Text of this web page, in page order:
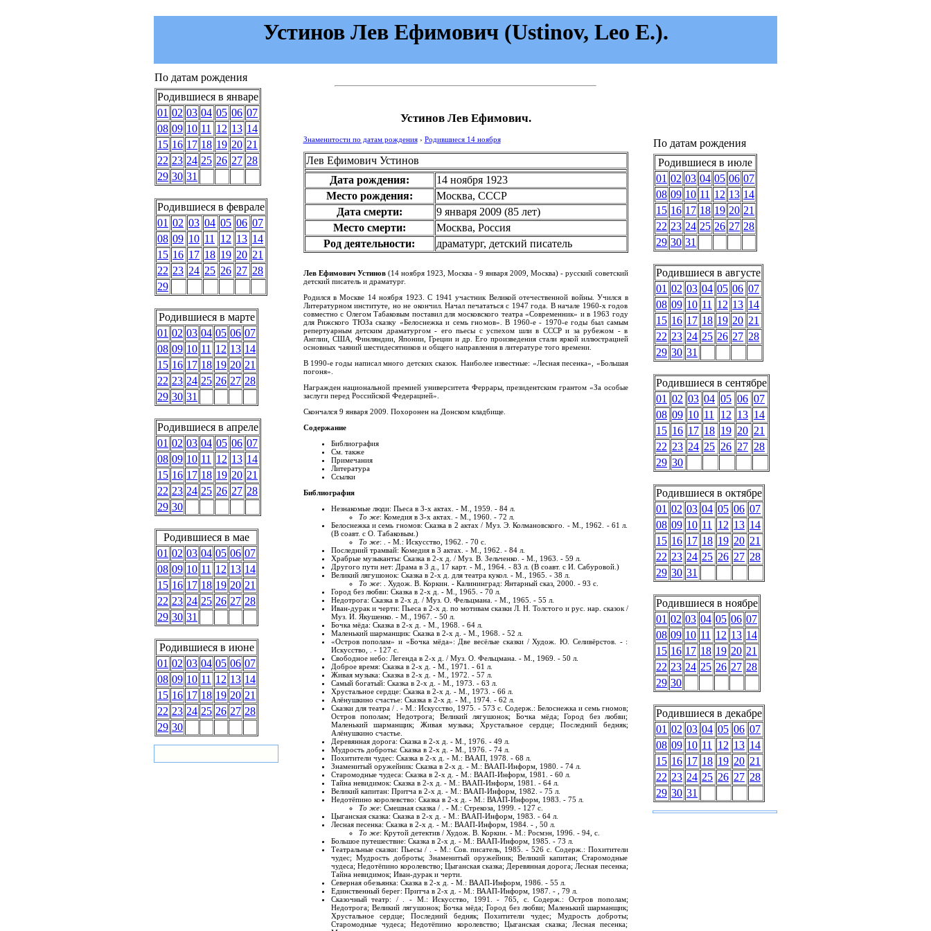
Устинов Лев Ефимович (Ustinov, Leo E.).
По датам рождения
Родившиеся в январе
01 02 03 04 05 06 07
08 09 10 11 12 13 14
15 16 17 18 19 20 21
22 23 24 25 26 27 28
29 30 31
Родившиеся в феврале
01 02 03 04 05 06 07
08 09 10 11 12 13 14
15 16 17 18 19 20 21
22 23 24 25 26 27 28
29
Родившиеся в марте
01 02 03 04 05 06 07
08 09 10 11 12 13 14
15 16 17 18 19 20 21
22 23 24 25 26 27 28
29 30 31
Родившиеся в апреле
01 02 03 04 05 06 07
08 09 10 11 12 13 14
15 16 17 18 19 20 21
22 23 24 25 26 27 28
29 30
Родившиеся в мае
01 02 03 04 05 06 07
08 09 10 11 12 13 14
15 16 17 18 19 20 21
22 23 24 25 26 27 28
29 30 31
Родившиеся в июне
01 02 03 04 05 06 07
08 09 10 11 12 13 14
15 16 17 18 19 20 21
22 23 24 25 26 27 28
29 30
Устинов Лев Ефимович.
Знаменитости по датам рождения› Родившиеся 14 ноября
Лев Ефимович Устинов
Дата рождения:
14 ноября 1923
Место рождения:
Москва, СССР
Дата смерти:
9 января 2009 (85 лет)
Место смерти:
Москва, Россия
Род деятельности:
драматург, детский писатель
Лев Ефимович Устинов(14 ноября 1923, Москва - 9 января 2009, Москва) - русский советский
детский писатель и драматург.
Родился в Москве 14 ноября 1923. С 1941 участник Великой отечественной войны. Учился в
Литературном институте, но не окончил. Начал печататься с 1947 года. В начале 1960-х годов
совместно с Олегом Табаковым поставил для московского театра «Современник» и в 1963 году
для Рижского ТЮЗа сказку «Белоснежка и семь гномов». В 1960-е - 1970-е годы был самым
репертуарным детским драматургом - его пьесы с успехом шли в СССР и за рубежом - в
Англии, США, Финляндии, Японии, Греции и др. Его произведения стали яркой иллюстрацией
основных чаяний шестидесятников и общего направления в литературе того времени.
В 1990-е годы написал много детских сказок. Наиболее известные: «Лесная песенка», «Большая
погоня».
Награжден национальной премией университета Феррары, президентским грантом «За особые
заслуги перед Российской Федерацией».
Скончался 9 января 2009. Похоронен на Донском кладбище.
Содержание
Библиография
См. также
Примечания
Литература
Ссылки
Библиография
Незнакомые люди: Пьеса в 3-х актах. - М., 1959. - 84 л.
То же: Комедия в 3-х актах. - М., 1960. - 72 л.
Белоснежка и семь гномов: Сказка в 2 актах / Муз. Э. Колмановского. - М., 1962. - 61 л.
(В соавт. с О. Табаковым.)
То же: . - М.: Искусство, 1962. - 70 с.
Последний трамвай: Комедия в 3 актах. - М., 1962. - 84 л.
Храбрые музыканты: Сказка в 2-х д. / Муз. В. Зельченко. - М., 1963. - 59 л.
Другого пути нет: Драма в 3 д., 17 карт. - М., 1964. - 83 л. (В соавт. с И. Сабуровой.)
Великий лягушонок: Сказка в 2-х д. для театра кукол. - М., 1965. - 38 л.
То же: . Худож. В. Коркин. - Калининград: Янтарный сказ, 2000. - 93 с.
Город без любви: Сказка в 2-х д. - М., 1965. - 70 л.
Недотрога: Сказка в 2-х д. / Муз. О. Фельцмана. - М., 1965. - 55 л.
Иван-дурак и черти: Пьеса в 2-х д. по мотивам сказки Л. Н. Толстого и рус. нар. сказок /
Муз. И. Якушенко. - М., 1967. - 50 л.
Бочка мёда: Сказка в 2-х д. - М., 1968. - 64 л.
Маленький шарманщик: Сказка в 2-х д. - М., 1968. - 52 л.
«Остров пополам» и «Бочка мёда»: Две весёлые сказки / Худож. Ю. Селивёрстов. - :
Искусство, . - 127 с.
Свободное небо: Легенда в 2-х д. / Муз. О. Фельцмана. - М., 1969. - 50 л.
Доброе время: Сказка в 2-х д. - М., 1971. - 61 л.
Живая музыка: Сказка в 2-х д. - М., 1972. - 57 л.
Самый богатый: Сказка в 2-х д. - М., 1973. - 63 л.
Хрустальное сердце: Сказка в 2-х д. - М., 1973. - 66 л.
Алёнушкино счастье: Сказка в 2-х д. - М., 1974. - 62 л.
Сказки для театра / . - М.: Искусство, 1975. - 573 с. Содерж.: Белоснежка и семь гномов;
Остров пополам; Недотрога; Великий лягушонок; Бочка мёда; Город без любви;
Маленький шарманщик; Живая музыка; Хрустальное сердце; Последний бедняк;
Алёнушкино счастье.
Деревянная дорога: Сказка в 2-х д. - М., 1976. - 49 л.
Мудрость доброты: Сказка в 2-х д. - М., 1976. - 74 л.
Похитители чудес: Сказка в 2-х д. - М.: ВААП, 1978. - 68 л.
Знаменитый оружейник: Сказка в 2-х д. - М.: ВААП-Информ, 1980. - 74 л.
Старомодные чудеса: Сказка в 2-х д. - М.: ВААП-Информ, 1981. - 60 л.
Тайна невидимок: Сказка в 2-х д. - М.: ВААП-Информ, 1981. - 64 л.
Великий капитан: Притча в 2-х д. - М.: ВААП-Информ, 1982. - 75 л.
Недотёпино королевство: Сказка в 2-х д. - М.: ВААП-Информ, 1983. - 75 л.
То же: Смешная сказка / . - М.: Стрекоза, 1999. - 127 с.
Цыганская сказка: Сказка в 2-х д. - М.: ВААП-Информ, 1983. - 64 л.
Лесная песенка: Сказка в 2-х д. - М.: ВААП-Информ, 1984. - , 50 л.
То же: Крутой детектив / Худож. В. Коркин. - М.: Росмэн, 1996. - 94, с.
Большое путешествие: Сказка в 2-х д. - М.: ВААП-Информ, 1985. - 73 л.
Театральные сказки: Пьесы / . - М.: Сов. писатель, 1985. - 526 с. Содерж.: Похитители
чудес; Мудрость доброты; Знаменитый оружейник; Великий капитан; Старомодные
чудеса; Недотёпино королевство; Цыганская сказка; Деревянная дорога; Лесная песенка;
Тайна невидимок; Иван-дурак и черти.
Северная обезьянка: Сказка в 2-х д. - М.: ВААП-Информ, 1986. - 55 л.
Единственный берег: Притча в 2-х д. - М.: ВААП-Информ, 1987. - , 79 л.
Сказочный театр: / . - М.: Искусство, 1991. - 765, с. Содерж.: Остров пополам;
Недотрога; Великий лягушонок; Бочка мёда; Город без любви; Маленький шарманщик;
Хрустальное сердце; Последний бедняк; Похитители чудес; Мудрость доброты;
Старомодные чудеса; Недотёпино королевство; Цыганская сказка; Лесная песенка;
По датам рождения
Родившиеся в июле
01 02 03 04 05 06 07
08 09 10 11 12 13 14
15 16 17 18 19 20 21
22 23 24 25 26 27 28
29 30 31
Родившиеся в августе
01 02 03 04 05 06 07
08 09 10 11 12 13 14
15 16 17 18 19 20 21
22 23 24 25 26 27 28
29 30 31
Родившиеся в сентябре
01 02 03 04 05 06 07
08 09 10 11 12 13 14
15 16 17 18 19 20 21
22 23 24 25 26 27 28
29 30
Родившиеся в октябре
01 02 03 04 05 06 07
08 09 10 11 12 13 14
15 16 17 18 19 20 21
22 23 24 25 26 27 28
29 30 31
Родившиеся в ноябре
01 02 03 04 05 06 07
08 09 10 11 12 13 14
15 16 17 18 19 20 21
22 23 24 25 26 27 28
29 30
Родившиеся в декабре
01 02 03 04 05 06 07
08 09 10 11 12 13 14
15 16 17 18 19 20 21
22 23 24 25 26 27 28
29 30 31